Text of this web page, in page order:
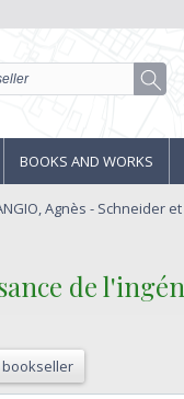
BOOKS AND WORKS
Agnès - Schneider
de